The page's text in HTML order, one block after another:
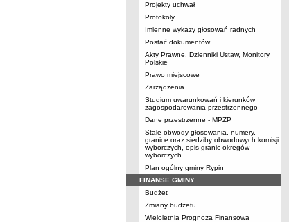
Projekty uchwał
Protokoły
Imienne wykazy głosowań radnych
Postać dokumentów
Akty Prawne, Dzienniki Ustaw, Monitory
Polskie
Prawo miejscowe
Zarządzenia
Studium uwarunkowań i kierunków
zagospodarowania przestrzennego
Dane przestrzenne - MPZP
Stałe obwody głosowania, numery,
granice oraz siedziby obwodowych komisji
wyborczych, opis granic okręgów
wyborczych
Plan ogólny gminy Rypin
FINANSE GMINY
Budżet
Zmiany budżetu
Wieloletnia Prognoza Finansowa